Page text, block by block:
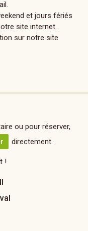
et jours fériés
site internet.
sur notre site
ou pour réserver,
directement.
!